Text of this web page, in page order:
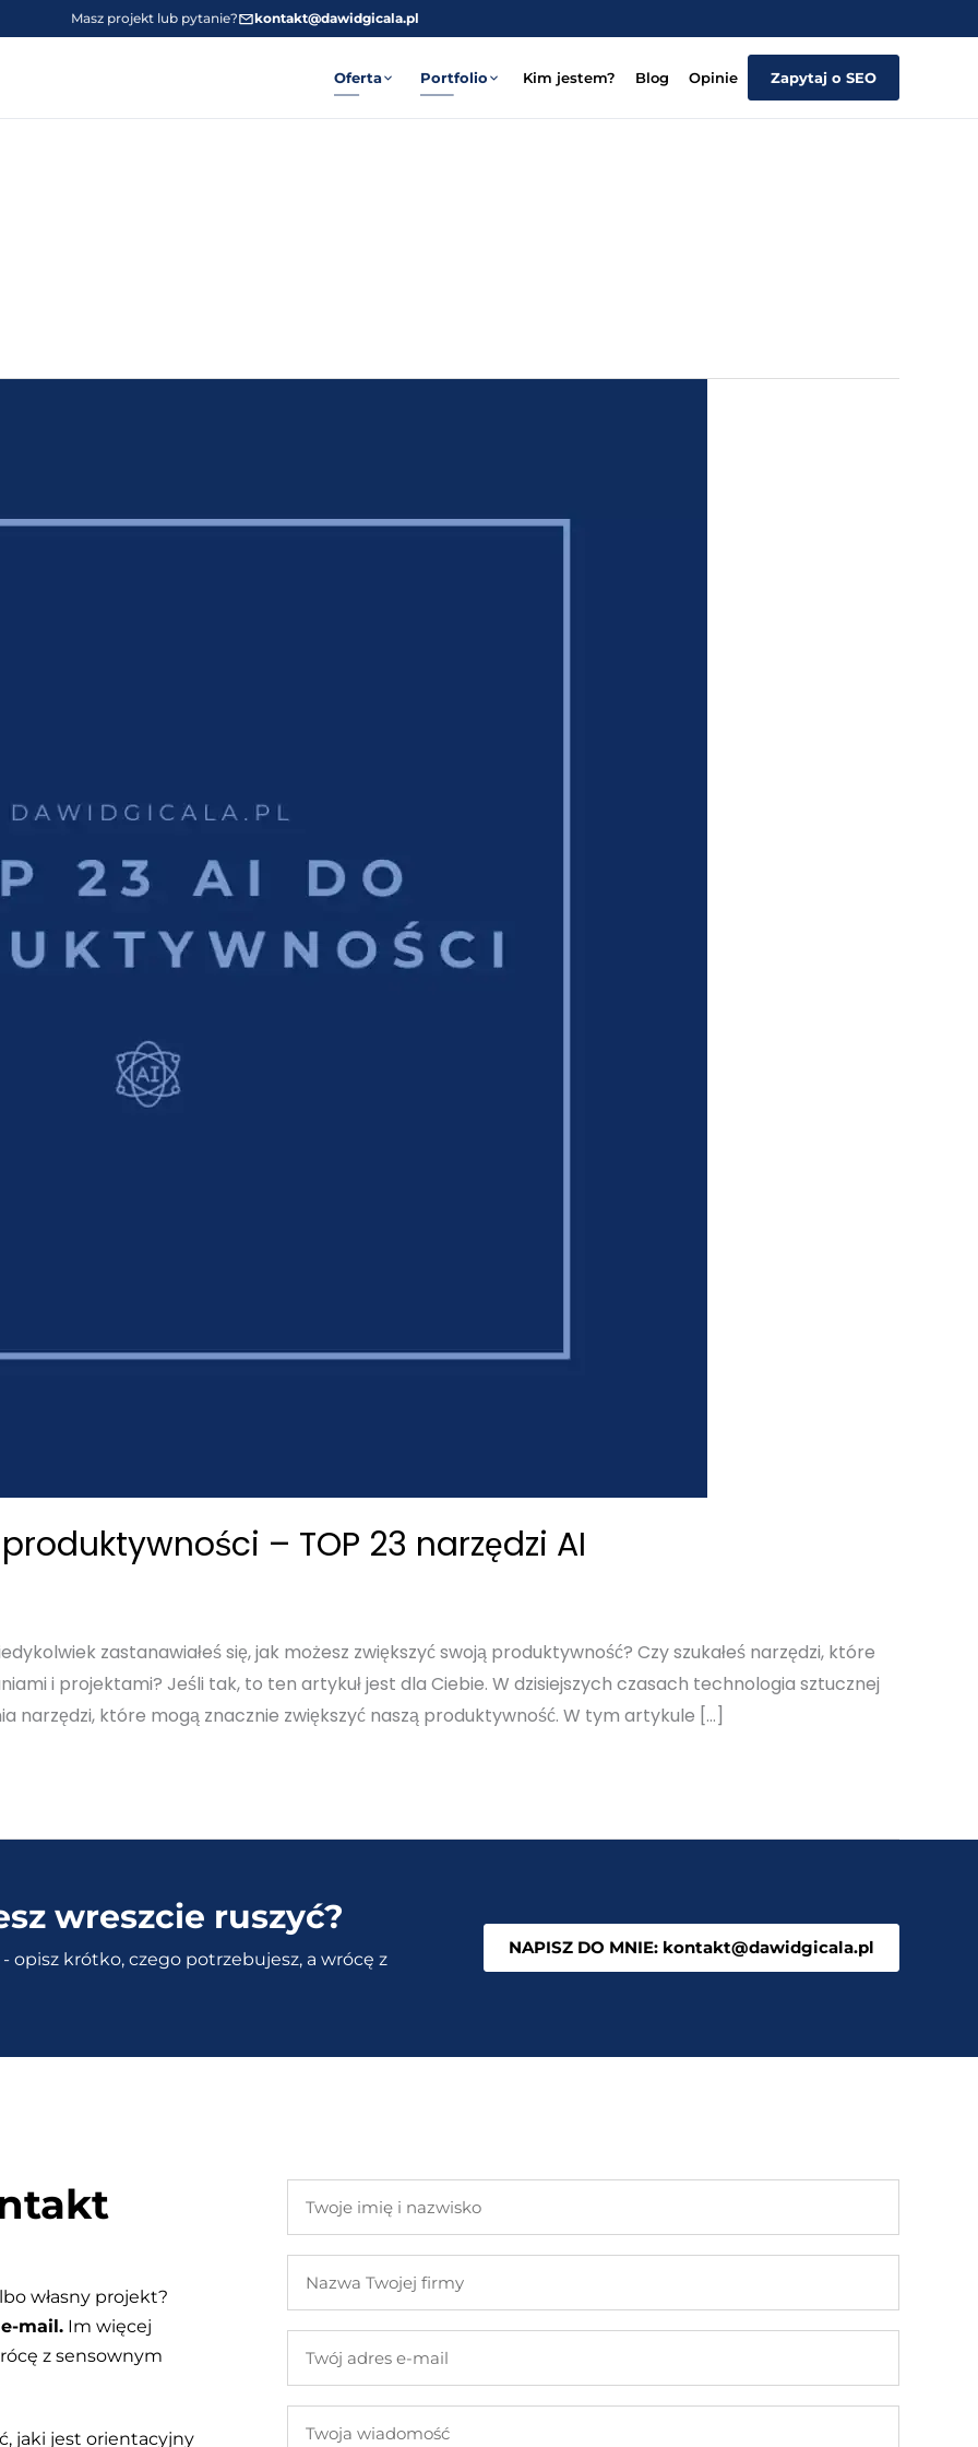
Masz projekt lub pytanie? kontakt@dawidgicala.pl
Oferta Portfolio Kim jestem? Blog Opinie Zapytaj o SEO
– TOP 23 narzędzi AI
zastanawiałeś się, jak możesz zwiększyć swoją produktywność? Czy szukałeś narzędzi, które
i projektami? Jeśli tak, to ten artykuł jest dla Ciebie. W dzisiejszych czasach technologia sztucznej
które mogą znacznie zwiększyć naszą produktywność. W tym artykule […]
wreszcie ruszyć?
opisz krótko, czego potrzebujesz, a wrócę z
NAPISZ DO MNIE: kontakt@dawidgicala.pl
własny projekt?
mail. Im więcej
z sensownym
jaki jest orientacyjny
imię
nazwisko
Twojej
adres
mail